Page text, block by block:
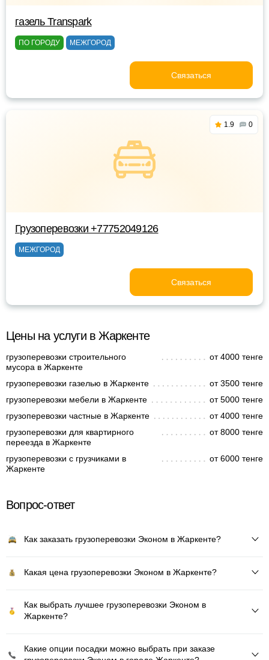
газель Transpark
ПО ГОРОДУ МЕЖГОРОД
Связаться
1.9 0
Грузоперевозки +77752049126
МЕЖГОРОД
Связаться
Цены на услуги в Жаркенте
грузоперевозки строительного
мусора в Жаркенте
от 4000 тенге
грузоперевозки газелью в Жаркенте
от 3500 тенге
грузоперевозки мебели в Жаркенте
от 5000 тенге
грузоперевозки частные в Жаркенте
от 4000 тенге
грузоперевозки для квартирного
переезда в Жаркенте
от 8000 тенге
грузоперевозки с грузчиками в
Жаркенте
от 6000 тенге
Вопрос-ответ
Как заказать грузоперевозки Эконом в Жаркенте?
Какая цена грузоперевозки Эконом в Жаркенте?
Как выбрать лучшее грузоперевозки Эконом в
Жаркенте?
Какие опции посадки можно выбрать при заказе